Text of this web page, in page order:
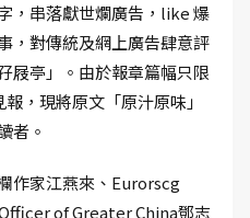
，串落獻世爛廣告，like 爆
，對傳統及網上廣告肆意評
屐亭」。由於報章篇幅只限
，現將原文「原汁原味」
者。
作家江燕來、Eurorscg
of Greater China鄧志